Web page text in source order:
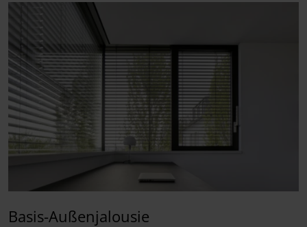
Basis-Außenjalousie